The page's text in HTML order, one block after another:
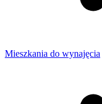
Mieszkania do wynajęcia